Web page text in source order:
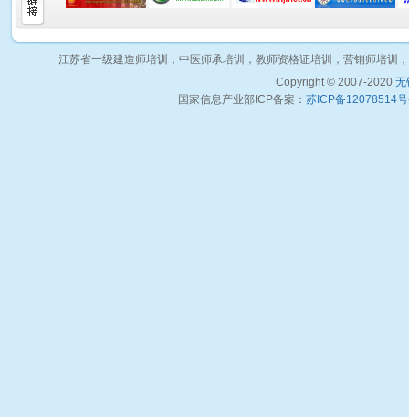
江苏省一级建造师培训，中医师承培训，教师资格证培训，营销师培训
Copyright © 2007-2020 无
国家信息产业部ICP备案： 苏ICP备12078514